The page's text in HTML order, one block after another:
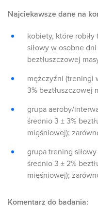
Najciekawsze dane na
kobiety, które
siłowy w osobne
beztłuszczowej
mężczyźni (treningi
3% beztłuszczowej
grupa aeroby/
średnio 3 ± 3%
mięśniowej);
grupa trening
średnio 3 ± 2%
mięśniowej);
Komentarz do badania: